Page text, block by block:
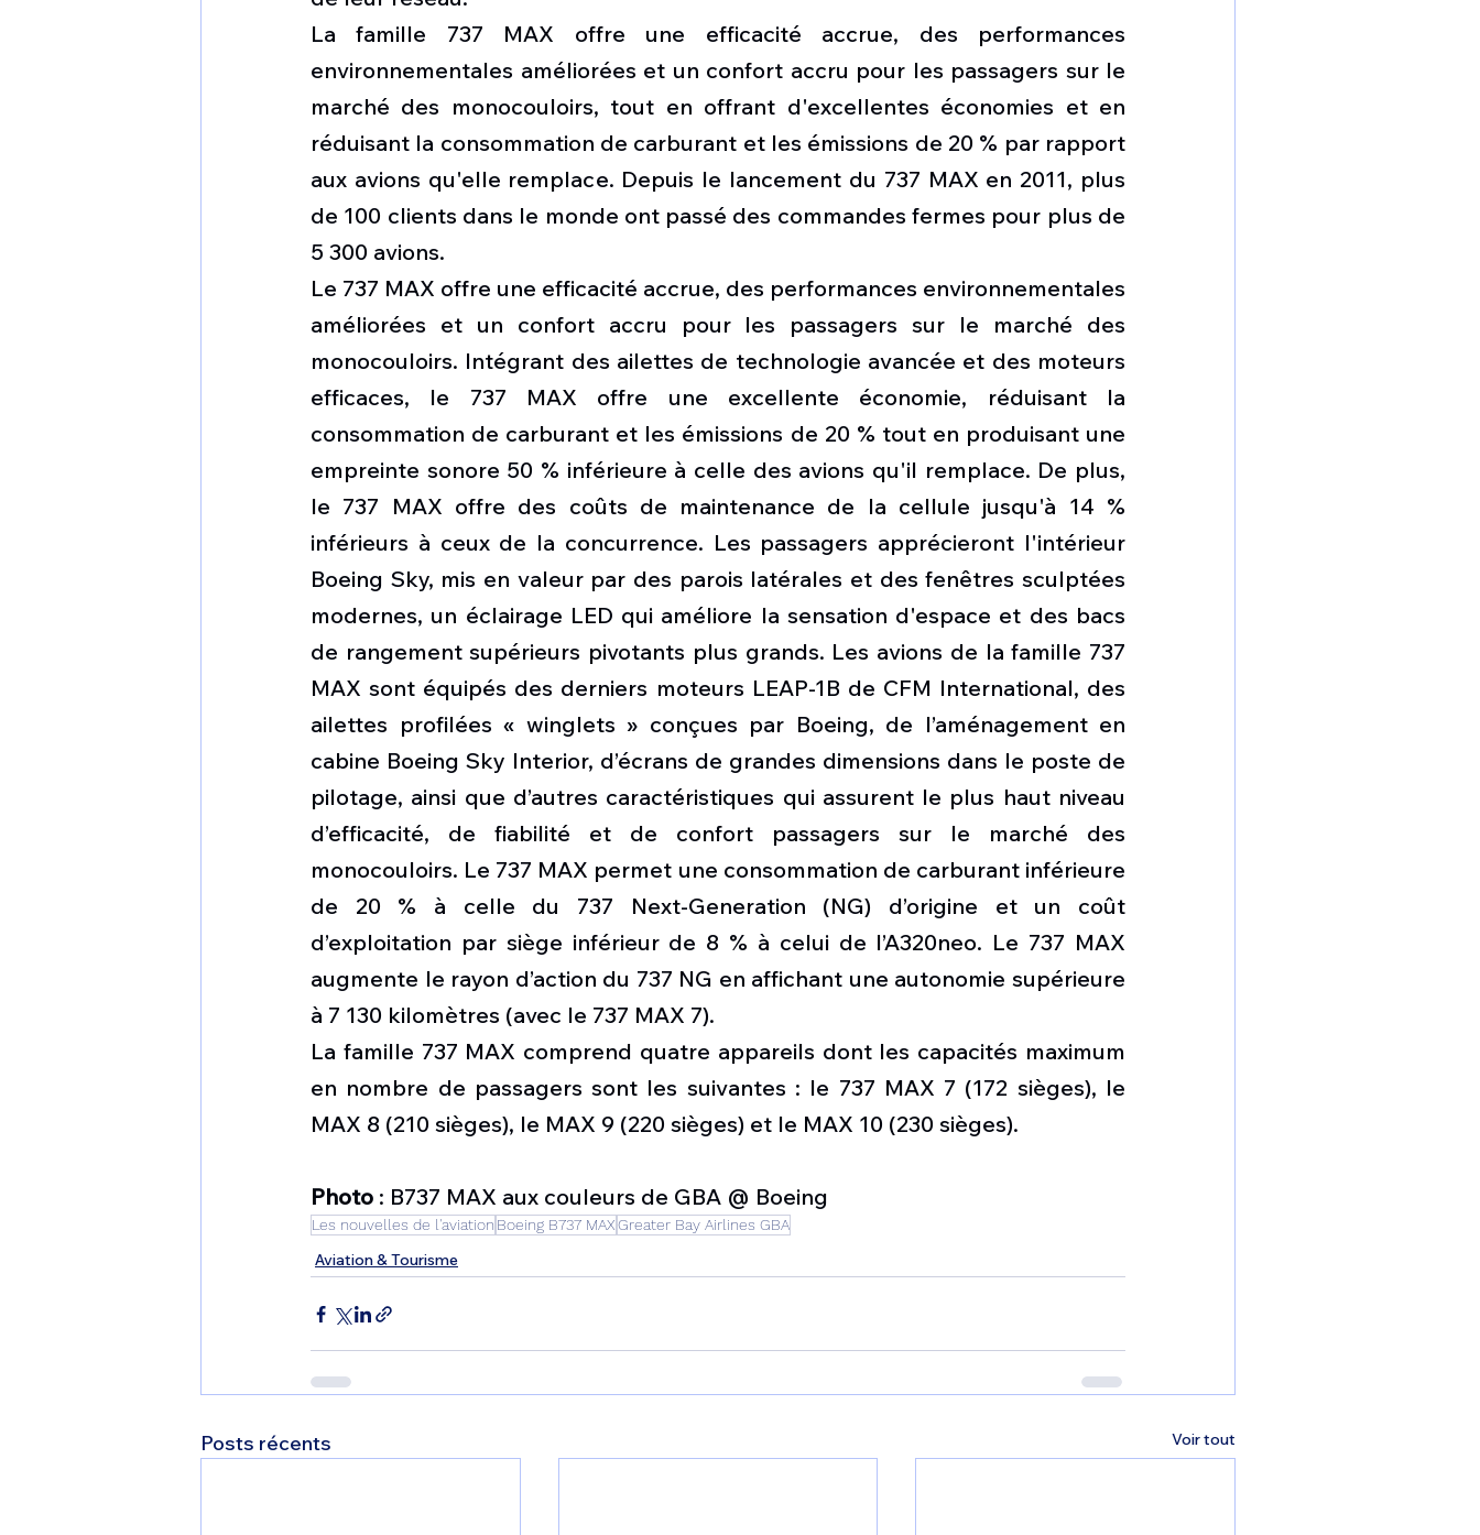
La famille 737 MAX offre une efficacité accrue, des performances
environnementales améliorées et un confort accru pour les passagers sur le
marché des monocouloirs, tout en offrant d'excellentes économies et en
réduisant la consommation de carburant et les émissions de 20 % par rapport
aux avions qu'elle remplace. Depuis le lancement du 737 MAX en 2011, plus
de 100 clients dans le monde ont passé des commandes fermes pour plus de
5 300 avions.
Le 737 MAX offre une efficacité accrue, des performances environnementales
améliorées et un confort accru pour les passagers sur le marché des
monocouloirs. Intégrant des ailettes de technologie avancée et des moteurs
efficaces, le 737 MAX offre une excellente économie, réduisant la
consommation de carburant et les émissions de 20 % tout en produisant une
empreinte sonore 50 % inférieure à celle des avions qu'il remplace. De plus,
le 737 MAX offre des coûts de maintenance de la cellule jusqu'à 14 %
inférieurs à ceux de la concurrence. Les passagers apprécieront l'intérieur
Boeing Sky, mis en valeur par des parois latérales et des fenêtres sculptées
modernes, un éclairage LED qui améliore la sensation d'espace et des bacs
de rangement supérieurs pivotants plus grands. Les avions de la famille 737
MAX sont équipés des derniers moteurs LEAP-1B de CFM International, des
ailettes profilées « winglets » conçues par Boeing, de l’aménagement en
cabine Boeing Sky Interior, d’écrans de grandes dimensions dans le poste de
pilotage, ainsi que d’autres caractéristiques qui assurent le plus haut niveau
d’efficacité, de fiabilité et de confort passagers sur le marché des
monocouloirs. Le 737 MAX permet une consommation de carburant inférieure
de 20 % à celle du 737 Next-Generation (NG) d’origine et un coût
d’exploitation par siège inférieur de 8 % à celui de l’A320neo. Le 737 MAX
augmente le rayon d’action du 737 NG en affichant une autonomie supérieure
à 7 130 kilomètres (avec le 737 MAX 7).
La famille 737 MAX comprend quatre appareils dont les capacités maximum
en nombre de passagers sont les suivantes : le 737 MAX 7 (172 sièges), le
MAX 8 (210 sièges), le MAX 9 (220 sièges) et le MAX 10 (230 sièges).
Photo : B737 MAX aux couleurs de GBA @ Boeing
Les nouvelles de l'aviation Boeing B737 MAXGreater Bay Airlines GBA
Aviation & Tourisme
Posts récents Voir tout